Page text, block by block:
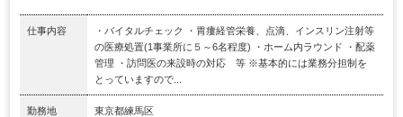
仕事内容
・バイタルチェック ・胃瘻経管栄養、点滴、インスリン注射等
の医療処置(1事業所に５～6名程度) ・ホーム内ラウンド ・配薬
管理 ・訪問医の来設時の対応 等 ※基本的には業務分担制を
とっていますので...
勤務地 東京都練馬区